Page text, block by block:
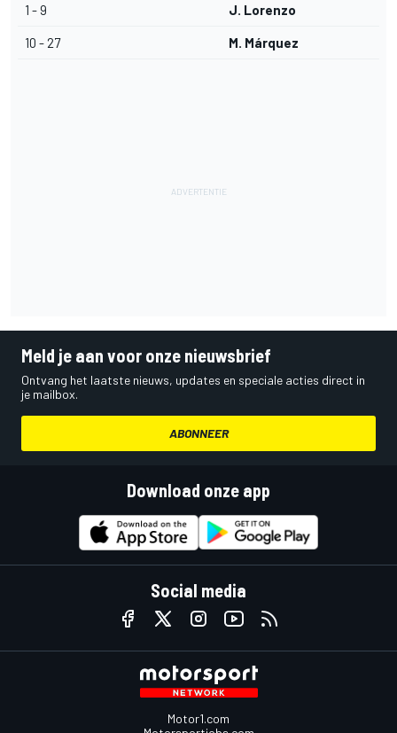
1 - 9 J. Lorenzo
10 - 27 M. Márquez
Meld je aan voor onze nieuwsbrief
Ontvang het laatste nieuws, updates en speciale acties direct in
je mailbox.
ABONNEER
Download onze app
Social media
Motor1.com